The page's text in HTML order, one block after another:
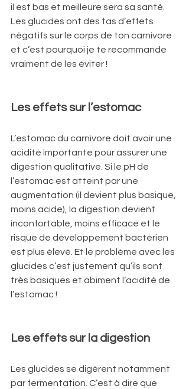
il est bas et meilleure sera sa santé.
Les glucides ont des tas d’effets
négatifs sur le corps de ton carnivore
et c’est pourquoi je te recommande
vraiment de les éviter !
Les effets sur l’estomac
L’estomac du carnivore doit avoir une
acidité importante pour assurer une
digestion qualitative. Si le pH de
l’estomac est atteint par une
augmentation (il devient plus basique,
moins acide), la digestion devient
inconfortable, moins efficace et le
risque de développement bactérien
est plus élevé. Et le problème avec les
glucides c’est justement qu’ils sont
très basiques et abiment l’acidité de
l’estomac !
Les effets sur la digestion
Les glucides se digèrent notamment
par fermentation. C’est à dire que